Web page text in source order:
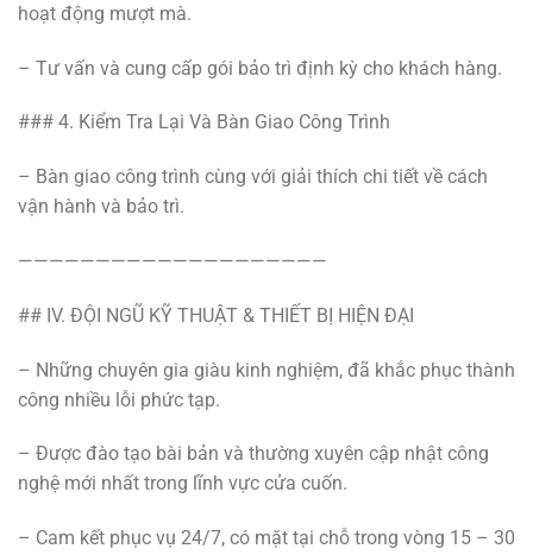
hoạt động mượt mà.
– Tư vấn và cung cấp gói bảo trì định kỳ cho khách hàng.
### 4. Kiểm Tra Lại Và Bàn Giao Công Trình
– Bàn giao công trình cùng với giải thích chi tiết về cách
vận hành và bảo trì.
————————————————————
## IV. ĐỘI NGŨ KỸ THUẬT & THIẾT BỊ HIỆN ĐẠI
– Những chuyên gia giàu kinh nghiệm, đã khắc phục thành
công nhiều lỗi phức tạp.
– Được đào tạo bài bản và thường xuyên cập nhật công
nghệ mới nhất trong lĩnh vực cửa cuốn.
– Cam kết phục vụ 24/7, có mặt tại chỗ trong vòng 15 – 30